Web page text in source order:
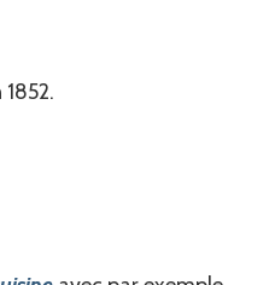
1852.